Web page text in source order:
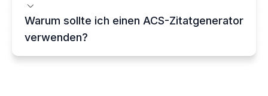
Warum sollte ich einen ACS-Zitatgenerator
verwenden?